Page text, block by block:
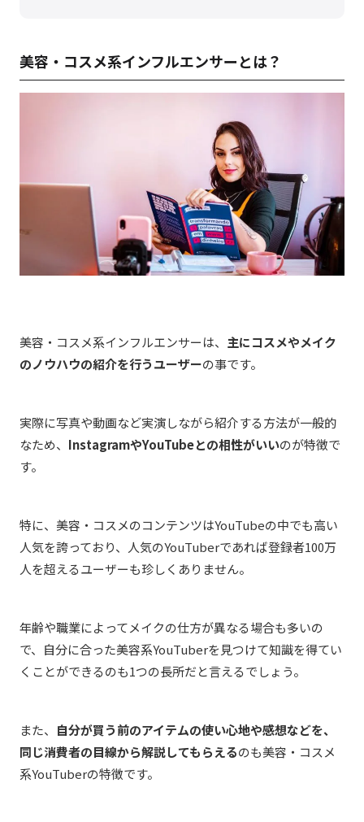
美容・コスメ系インフルエンサーとは？
美容・コスメ系インフルエンサーは、 主にコスメやメイク
のノウハウの紹介を行うユーザーの事です。
実際に写真や動画など実演しながら紹介する方法が一般的
なため、 InstagramやYouTubeとの相性がいいのが特徴で
す。
特に、美容・コスメのコンテンツはYouTubeの中でも高い
人気を誇っており、人気のYouTuberであれば登録者100万
人を超えるユーザーも珍しくありません。
年齢や職業によってメイクの仕方が異なる場合も多いの
で、自分に合った美容系YouTuberを見つけて知識を得てい
くことができるのも1つの長所だと言えるでしょう。
また、 自分が買う前のアイテムの使い心地や感想などを、
同じ消費者の目線から解説してもらえるのも美容・コスメ
系YouTuberの特徴です。